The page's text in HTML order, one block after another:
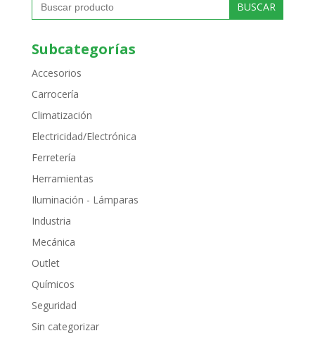
Subcategorías
Accesorios
Carrocería
Climatización
Electricidad/Electrónica
Ferretería
Herramientas
Iluminación - Lámparas
Industria
Mecánica
Outlet
Químicos
Seguridad
Sin categorizar